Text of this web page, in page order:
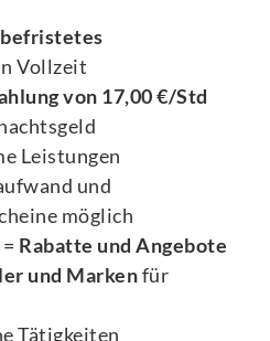
Vollzeit
von 17,00 €/Std
Leistungen
und
möglich
Rabatte und Angebote
und Markenfür
Tätigkeiten